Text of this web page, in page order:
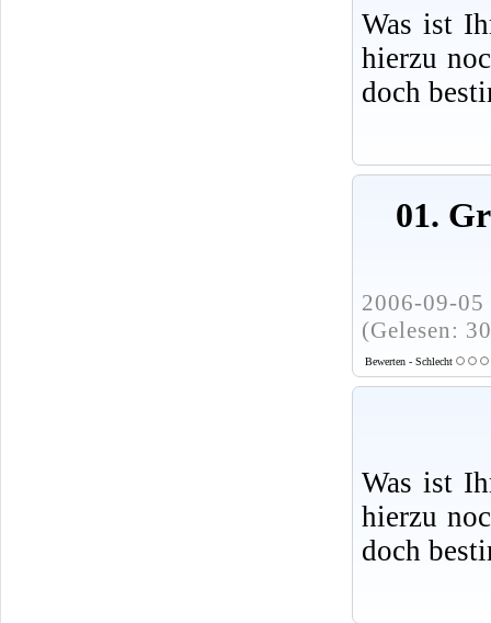
Was ist
hierzu
doch
01.
2006-09-
(Gelesen:
Bewerten - Schlecht
Was ist
hierzu
doch